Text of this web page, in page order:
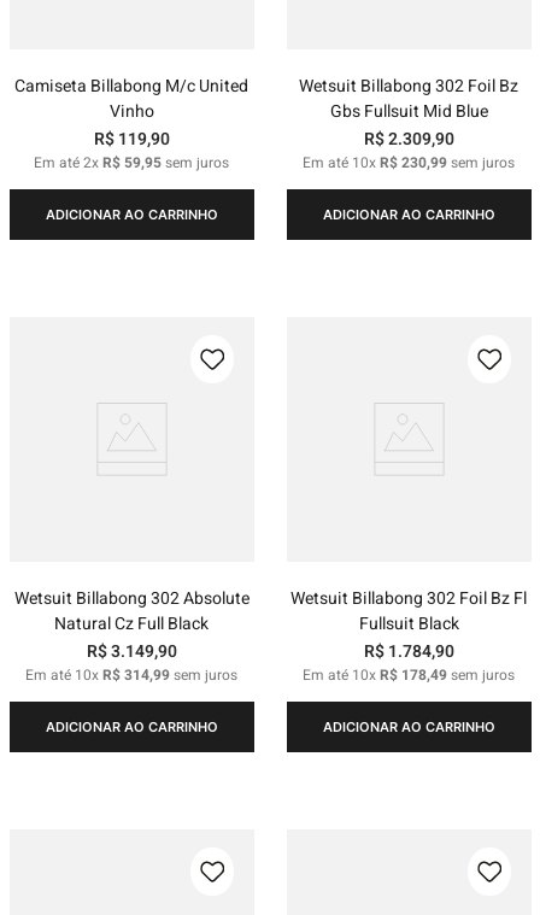
Camiseta Billabong M/c United
Vinho
R$ 119,90
Em até2xR$ 59,95sem juros
ADICIONAR AO CARRINHO
Wetsuit Billabong 302 Foil Bz
Gbs Fullsuit Mid Blue
R$2.309,90
Em até 10xR$230,99sem juros
ADICIONAR AO CARRINHO
Wetsuit Billabong 302 Absolute
Natural Cz Full Black
R$3.149,90
Em até 10xR$314,99sem juros
ADICIONAR AO CARRINHO
Wetsuit Billabong 302 Foil Bz Fl
Fullsuit Black
R$ 1.784,90
Em até 10xR$ 178,49sem juros
ADICIONAR AO CARRINHO